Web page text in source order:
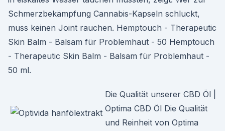
Schmerzbekämpfung Cannabis-Kapseln schluckt,
muss keinen Joint rauchen. Hemptouch - Therapeutic
Skin Balm - Balsam für Problemhaut - 50 Hemptouch
- Therapeutic Skin Balm - Balsam für Problemhaut -
50 ml.
Die Qualität unserer CBD Öl |
Optima CBD Öl Die Qualität
und Reinheit von Optima